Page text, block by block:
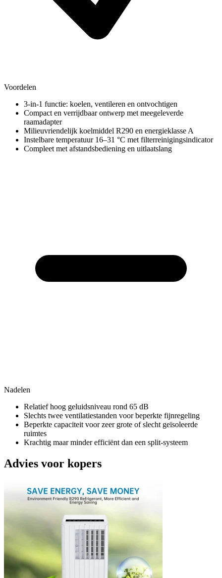
Voordelen
3-in-1 functie: koelen, ventileren en ontvochtigen
Compact en verrijdbaar ontwerp met meegeleverde
raamadapter
Milieuvriendelijk koelmiddel R290 en energieklasse A
Instelbare temperatuur 16–31 °C met filterreinigingsindicator
Compleet met afstandsbediening en uitlaatslang
Nadelen
Relatief hoog geluidsniveau rond 65 dB
Slechts twee ventilatiestanden voor beperkte fijnregeling
Beperkte capaciteit voor zeer grote of slecht geïsoleerde
ruimtes
Krachtig maar minder efficiënt dan een split-systeem
Advies voor kopers